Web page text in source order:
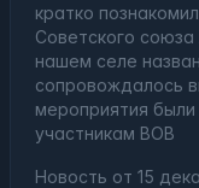
кратко
Советского
нашем селе
сопровождалось
мероприятия
участникам ВОВ
Новость от 15